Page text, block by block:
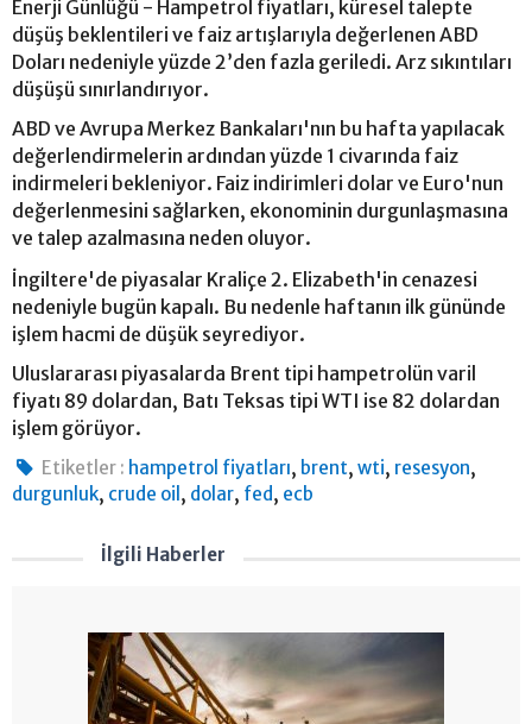
Enerji Günlüğü - Hampetrol fiyatları, küresel talepte
düşüş beklentileri ve faiz artışlarıyla değerlenen ABD
Doları nedeniyle yüzde 2’den fazla geriledi. Arz sıkıntıları
düşüşü sınırlandırıyor.
ABD ve Avrupa Merkez Bankaları'nın bu hafta yapılacak
değerlendirmelerin ardından yüzde 1 civarında faiz
indirmeleri bekleniyor. Faiz indirimleri dolar ve Euro'nun
değerlenmesini sağlarken, ekonominin durgunlaşmasına
ve talep azalmasına neden oluyor.
İngiltere'de piyasalar Kraliçe 2. Elizabeth'in cenazesi
nedeniyle bugün kapalı. Bu nedenle haftanın ilk gününde
işlem hacmi de düşük seyrediyor.
Uluslararası piyasalarda Brent tipi hampetrolün varil
fiyatı 89 dolardan, Batı Teksas tipi WTI ise 82 dolardan
işlem görüyor.
Etiketler : hampetrol fiyatları, brent,wti, resesyon,
durgunluk, crude oil , dolar, fed, ecb
İlgili Haberler